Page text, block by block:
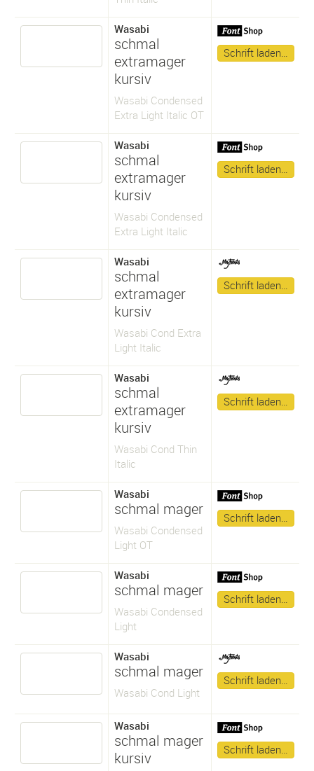
Wasabi
schmal
extramager
kursiv
Wasabi Condensed
Extra Light Italic OT
Schrift laden…
Wasabi
schmal
extramager
kursiv
Wasabi Condensed
Extra Light Italic
Schrift laden…
Wasabi
schmal
extramager
kursiv
Wasabi Cond Extra
Light Italic
Schrift laden…
Wasabi
schmal
extramager
kursiv
Wasabi Cond Thin
Italic
Schrift laden…
Wasabi
schmal mager
Wasabi Condensed
Light OT
Schrift laden…
Wasabi
schmal mager
Wasabi Condensed
Light
Schrift laden…
Wasabi
schmal mager
Wasabi Cond Light
Schrift laden…
Wasabi
schmal mager
kursiv
Schrift laden…